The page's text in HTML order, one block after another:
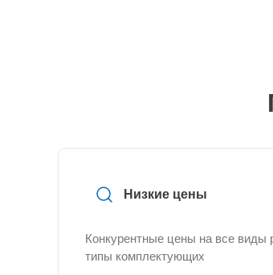
Низкие цены
Конкурентные цены на все виды
типы комплектующих